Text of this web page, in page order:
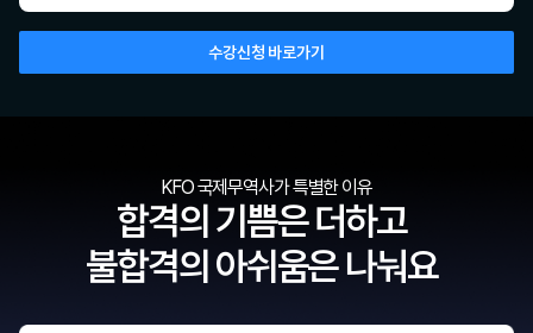
수강신청 바로가기
KFO 국제무역사가 특별한 이유
합격의 기쁨은 더하고
불합격의 아쉬움은 나눠요